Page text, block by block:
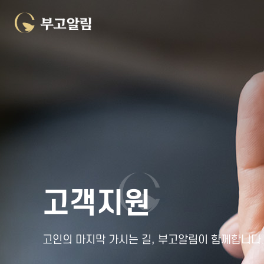
고객지원
고인의 마지막 가시는 길, 부고알림이 함께합니다.